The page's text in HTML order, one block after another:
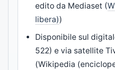
edito da Mediaset (
libera))
Disponibile sul
522) e via satellite
(Wikipedia